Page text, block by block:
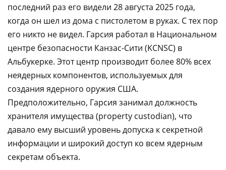
последний раз его видели 28 августа 2025 года,
когда он шел из дома с пистолетом в руках. С тех пор
его никто не видел. Гарсия работал в Национальном
центре безопасности Канзас-Сити (KCNSC) в
Альбукерке. Этот центр производит более 80% всех
неядерных компонентов, используемых для
создания ядерного оружия США.
Предположительно, Гарсия занимал должность
хранителя имущества (property custodian), что
давало ему высший уровень допуска к секретной
информации и широкий доступ ко всем ядерным
секретам объекта.